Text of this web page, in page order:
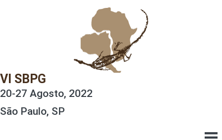
VI SBPG
20-27 Agosto, 2022
São Paulo, SP